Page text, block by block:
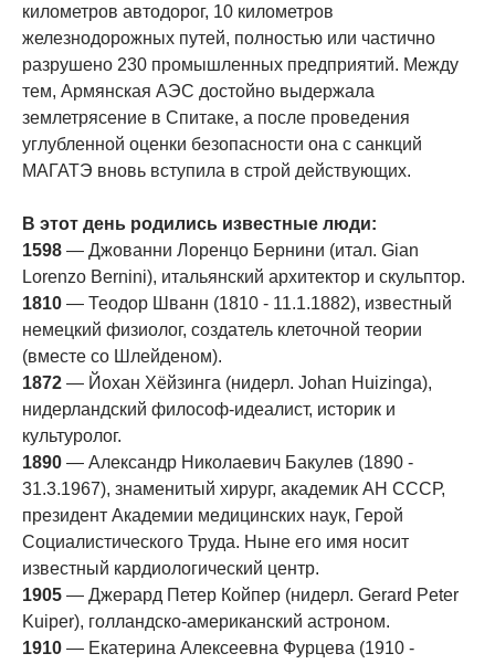
километров автодорог, 10 километров
железнодорожных путей, полностью или частично
разрушено 230 промышленных предприятий. Между
тем, Армянская АЭС достойно выдержала
землетрясение в Спитаке, а после проведения
углубленной оценки безопасности она с санкций
МАГАТЭ вновь вступила в строй действующих.
В этот день родились известные люди:
1598 — Джованни Лоренцо Бернини (итал. Gian
Lorenzo Bernini), итальянский архитектор и скульптор.
1810 — Теодор Шванн (1810 - 11.1.1882), известный
немецкий физиолог, создатель клеточной теории
(вместе со Шлейденом).
1872 — Йохан Хёйзинга (нидерл. Johan Huizinga),
нидерландский философ-идеалист, историк и
культуролог.
1890 — Александр Николаевич Бакулев (1890 -
31.3.1967), знаменитый хирург, академик АН СССР,
президент Академии медицинских наук, Герой
Социалистического Труда. Ныне его имя носит
известный кардиологический центр.
1905 — Джерард Петер Койпер (нидерл. Gerard Peter
Kuiper), голландско-американский астроном.
1910 — Екатерина Алексеевна Фурцева (1910 -